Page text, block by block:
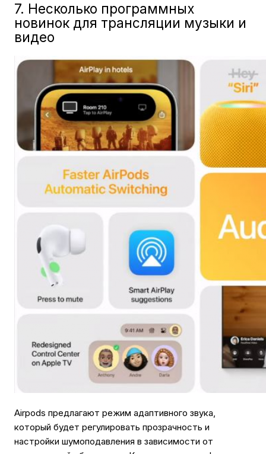
7. Несколько программных
новинок для трансляции музыки и
видео
Airpods предлагают режим адаптивного звука,
который будет регулировать прозрачность и
настройки шумоподавления в зависимости от